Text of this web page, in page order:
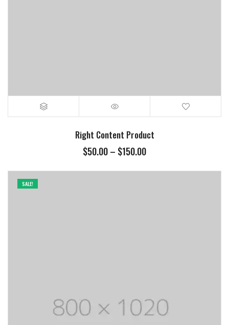
Right Content Product
$50.00– $150.00
SALE!